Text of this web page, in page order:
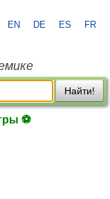
EN DE ES FR
Найти!
⚽